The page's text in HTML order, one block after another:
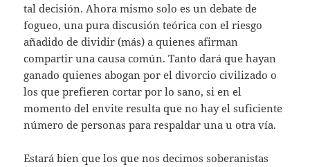
tal decisión. Ahora mismo solo es un debate de
fogueo, una pura discusión teórica con el riesgo
añadido de dividir (más) a quienes afirman
compartir una causa común. Tanto dará que hayan
ganado quienes abogan por el divorcio civilizado o
los que prefieren cortar por lo sano, si en el
momento del envite resulta que no hay el suficiente
número de personas para respaldar una u otra vía.
Estará bien que los que nos decimos soberanistas